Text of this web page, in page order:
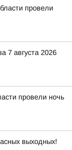
провели
7 августа 2026
провели ночь
выходных!